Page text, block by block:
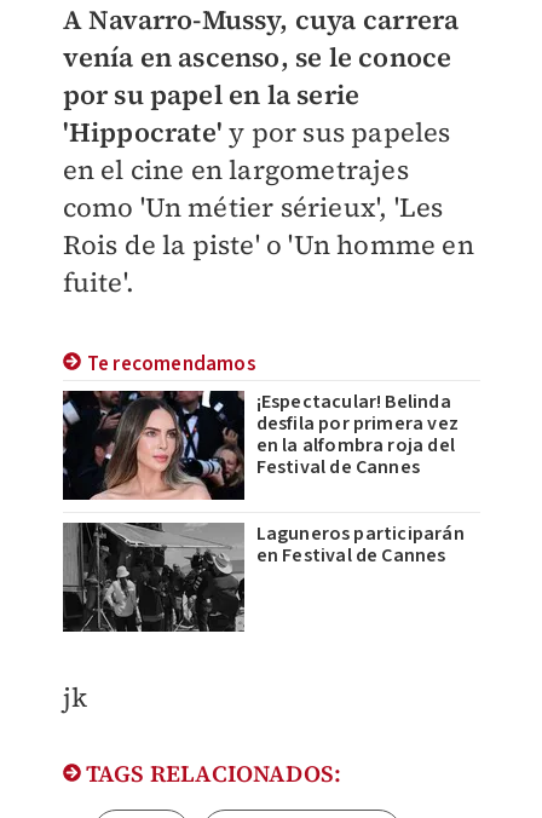
A Navarro-Mussy, cuya carrera
venía en ascenso, se le conoce
por su papel en la serie
'Hippocrate' y por sus papeles
en el cine en largometrajes
como 'Un métier sérieux', 'Les
Rois de la piste' o 'Un homme en
fuite'.
Te recomendamos
¡Espectacular! Belinda
desfila por primera vez
en la alfombra roja del
Festival de Cannes
Laguneros participarán
en Festival de Cannes
jk
TAGS RELACIONADOS: